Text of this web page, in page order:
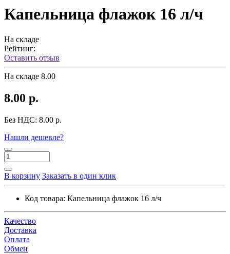
Капельница флажок 16 л/ч
На складе
Рейтинг:
Оставить отзыв
На складе 8.00
8.00 р.
Без НДС: 8.00 р.
Нашли дешевле?
В корзину Заказать в один клик
Код товара: Капельница флажок 16 л/ч
Качество
Доставка
Оплата
Обмен